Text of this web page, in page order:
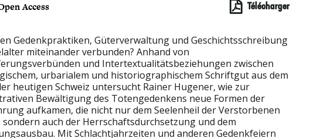
Access Télécharger
Gedenkpraktiken, Güterverwaltung und Geschichtsschreibung
miteinander verbunden? Anhand von
und Intertextualitätsbeziehungen zwischen
urbarialem und historiographischem Schriftgut aus dem
heutigen Schweiz untersucht Rainer Hugener, wie zur
Bewältigung des Totengedenkens neue Formen der
aufkamen, die nicht nur dem Seelenheil der Verstorbenen
sondern auch der Herrschaftsdurchsetzung und dem
Mit Schlachtjahrzeiten und anderen Gedenkfeiern